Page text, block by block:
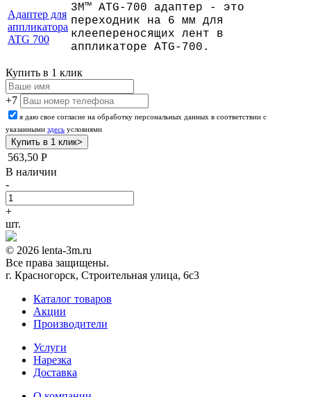
Адаптер для
аппликатора
ATG 700
3M™ ATG-700 адаптер - это
переходник на 6 мм для
клеепереносящих лент в
аппликаторе ATG-700.
Купить в 1 клик
+7
я даю свое согласие на обработку персональных данных в соответствии с
указанными здесь условиями
563,50 Р
В наличии
-
+
шт.
© 2026 lenta-3m.ru
Все права защищены.
г. Красногорск, Строительная улица, 6с3
Каталог товаров
Акции
Производители
Услуги
Нарезка
Доставка